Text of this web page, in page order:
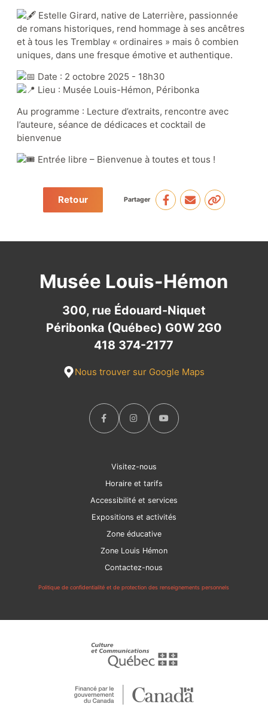
Actualités Événements
Partenaires
Estelle Girard, native de Laterrière, passionnée
de romans historiques, rend hommage à ses ancêtres
et à tous les Tremblay « ordinaires » mais ô combien
uniques, dans une fresque émotive et authentique.
Date : 2 octobre 2025 - 18h30
Lieu : Musée Louis-Hémon, Péribonka
Au programme : Lecture d’extraits, rencontre avec
l’auteure, séance de dédicaces et cocktail de
bienvenue
Entrée libre – Bienvenue à toutes et tous !
Retour Partager
Musée Louis-Hémon
300, rue Édouard-Niquet
Péribonka (Québec) G0W 2G0
418 374-2177
Nous trouver sur Google Maps
Visitez-nous
Horaire et tarifs
Accessibilité et services
Expositions et activités
Zone éducative
Zone Louis Hémon
Contactez-nous
Politique de confidentialité et de protection des renseignements personnels